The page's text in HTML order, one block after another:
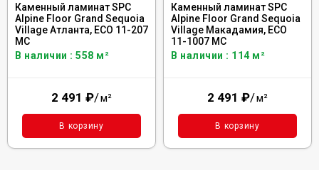
Каменный ламинат SPC
Alpine Floor Grand Sequoia
Village Атланта, ECO 11-207
MC
В наличии : 558 м²
2 491 ₽/м²
В корзину
Каменный ламинат SPC
Alpine Floor Grand Sequoia
Village Макадамия, ECO
11-1007 MC
В наличии : 114 м²
2 491 ₽/м²
В корзину